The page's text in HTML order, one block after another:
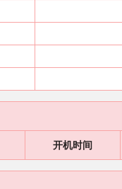
开机时间